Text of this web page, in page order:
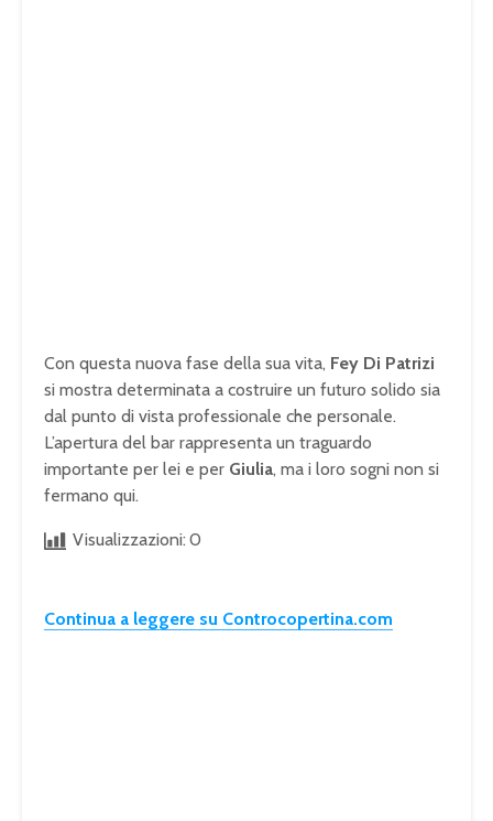
Con questa nuova fase della sua vita, Fey Di Patrizi
si mostra determinata a costruire un futuro solido sia
dal punto di vista professionale che personale.
L’apertura del bar rappresenta un traguardo
importante per lei e per Giulia, ma i loro sogni non si
fermano qui.
Visualizzazioni: 0
Continua a leggere su Controcopertina.com